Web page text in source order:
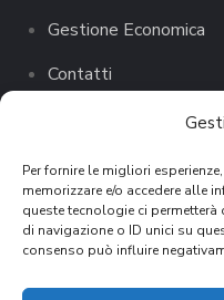
Per fornire le migliori
memorizzare e/o accedere alle
queste tecnologie ci
di navigazione o ID unici su
consenso può influire
Gestione Economica
Contatti
Cookie Policy